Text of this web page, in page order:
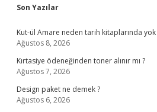
Sidebar
Son Yazılar
Kut-ül Amare neden tarih kitaplarında yok
Ağustos 8, 2026
Kırtasiye ödeneğinden toner alınır mı ?
Ağustos 7, 2026
Design paket ne demek ?
Ağustos 6, 2026